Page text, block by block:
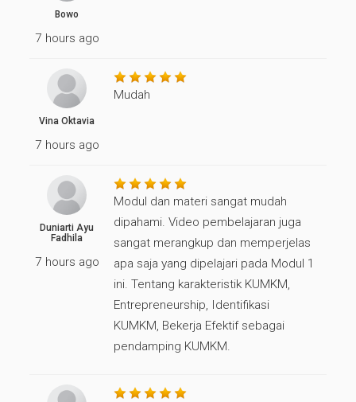
Bowo
7 hours ago
Vina Oktavia
7 hours ago
Mudah
Duniarti Ayu
Fadhila
7 hours ago
Modul dan materi sangat mudah
dipahami. Video pembelajaran juga
sangat merangkup dan memperjelas
apa saja yang dipelajari pada Modul 1
ini. Tentang karakteristik KUMKM,
Entrepreneurship, Identifikasi
KUMKM, Bekerja Efektif sebagai
pendamping KUMKM.